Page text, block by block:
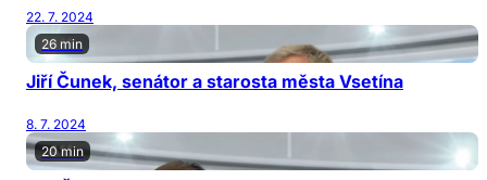
22. 7. 2024
26 min
Jiří Čunek, senátor a starosta města Vsetína
8. 7. 2024
20 min